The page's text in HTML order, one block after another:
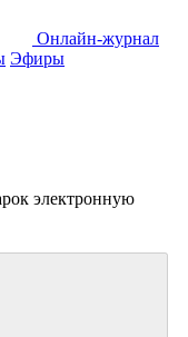
Онлайн-журнал
Эфиры
электронную